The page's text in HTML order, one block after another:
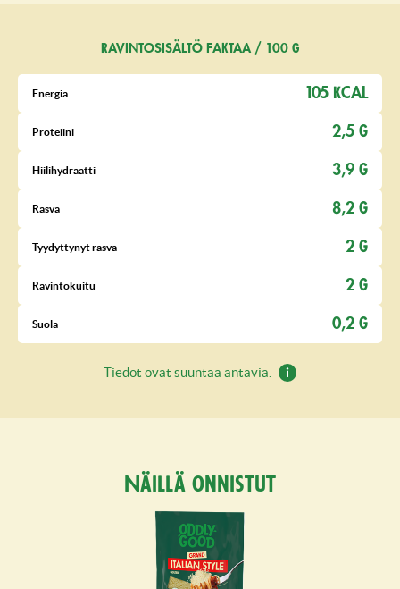
RAVINTOSISÄLTÖ FAKTAA / 100 G
Energia 105 KCAL
Proteiini 2,5 G
Hiilihydraatti 3,9 G
Rasva 8,2 G
Tyydyttynyt rasva 2 G
Ravintokuitu 2 G
Suola 0,2 G
Tiedot ovat suuntaa antavia.
Näillä onnistut